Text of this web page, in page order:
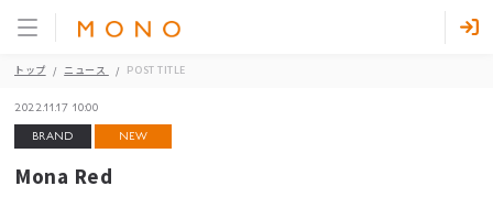
トップ ニュース POST TITLE
2022.11.17 10:00
BRAND NEW
Mona Red